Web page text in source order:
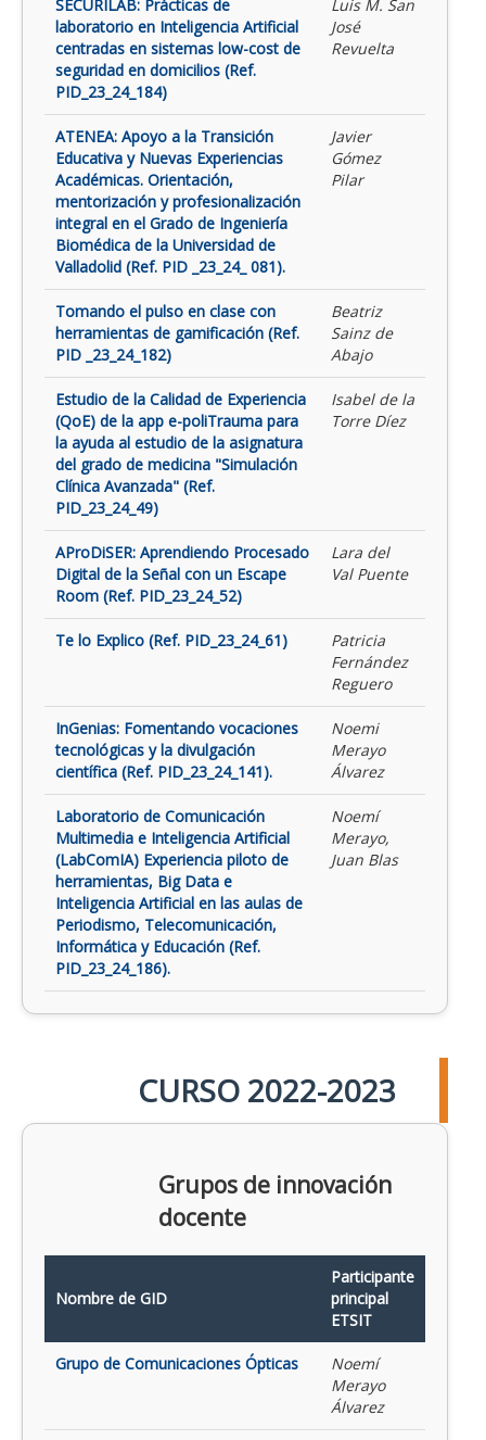
SECURILAB: Prácticas de
laboratorio en Inteligencia Artificial
centradas en sistemas low-cost de
seguridad en domicilios (Ref.
PID_23_24_184)
Luis M. San
José
Revuelta
ATENEA: Apoyo a la Transición
Educativa y Nuevas Experiencias
Académicas. Orientación,
mentorización y profesionalización
integral en el Grado de Ingeniería
Biomédica de la Universidad de
Valladolid (Ref. PID _23_24_ 081).
Javier
Gómez
Pilar
Tomando el pulso en clase con
herramientas de gamificación (Ref.
PID _23_24_182)
Beatriz
Sainz de
Abajo
Estudio de la Calidad de Experiencia
(QoE) de la app e-poliTrauma para
la ayuda al estudio de la asignatura
del grado de medicina "Simulación
Clínica Avanzada" (Ref.
PID_23_24_49)
Isabel de la
Torre Díez
AProDiSER: Aprendiendo Procesado
Digital de la Señal con un Escape
Room (Ref. PID_23_24_52)
Lara del
Val Puente
Te lo Explico (Ref. PID_23_24_61)
Patricia
Fernández
Reguero
InGenias: Fomentando vocaciones
tecnológicas y la divulgación
científica (Ref. PID_23_24_141).
Noemi
Merayo
Álvarez
Laboratorio de Comunicación
Multimedia e Inteligencia Artificial
(LabComIA) Experiencia piloto de
herramientas, Big Data e
Inteligencia Artificial en las aulas de
Periodismo, Telecomunicación,
Informática y Educación (Ref.
PID_23_24_186).
Noemí
Merayo,
Juan Blas
CURSO 2022-2023
Grupos de innovación
docente
Nombre de GID
Participante
principal
ETSIT
Grupo de Comunicaciones Ópticas
Noemí
Merayo
Álvarez